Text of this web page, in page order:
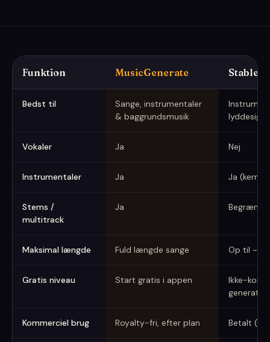
Funktion MusicGenerate Stable
Bedst til
Sange, instrumentaler
& baggrundsmusik
lyddesign
Vokaler Ja Nej
Instrumentaler Ja Ja
Stems /
multitrack
Ja
Maksimal længde Fuld længde sange Op til ~6
Gratis niveau Start gratis i appen
Ikke-
Kommerciel brug Royalty-fri, efter plan Betalt